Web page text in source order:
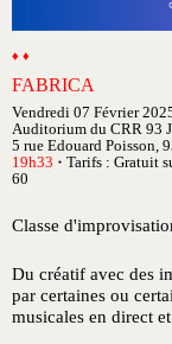
♦ ♦
FABRICA
Vendredi 07 Février
Auditorium du CRR 93
5 rue Edouard Poisson,
19h33
●
Tarifs : Gratuit
60
Classe
Du créatif avec des
par certaines ou
musicales en direct